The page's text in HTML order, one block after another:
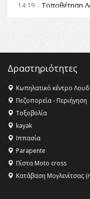
14:19 - Τοποθέτηση
Αναθεώρηση του
θεσμικές
στις επόμενες γενιές»
16:35 -Το
16:27 - Όλυμπος:
Κληρονομιάς της
Όλυμπος
αγαθό εξέχουσας
ανθρωπότητα
16:18 -
ΣΤΗΝ ΕΔΕΣΣΑ
Δραστηριότητες
Κωπηλατικό κέντρο
Πεζοπορεία - Περιήγηση
Τοξοβολία
kayak
Ιππασία
Parapente
Πίστα Moto cross
Κατάβαση Μογλενίτσας